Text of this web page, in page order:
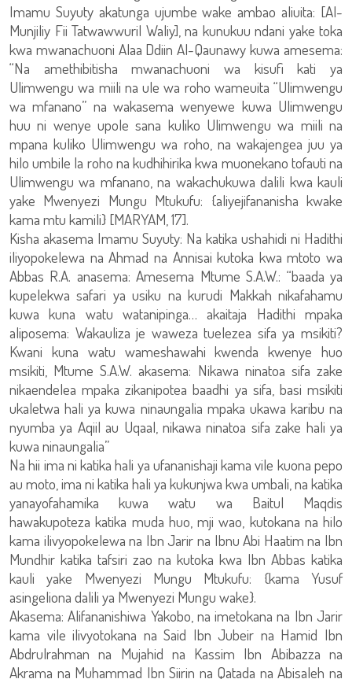
Imamu Suyuty akatunga ujumbe wake ambao aliuita: [Al-
Munjiliy Fii Tatwawwuril Waliy], na kunukuu ndani yake toka
kwa mwanachuoni Alaa Ddiin Al-Qaunawy kuwa amesema:
“Na amethibitisha mwanachuoni wa kisufi kati ya
Ulimwengu wa miili na ule wa roho wameuita “Ulimwengu
wa mfanano” na wakasema wenyewe kuwa Ulimwengu
huu ni wenye upole sana kuliko Ulimwengu wa miili na
mpana kuliko Ulimwengu wa roho, na wakajengea juu ya
hilo umbile la roho na kudhihirika kwa muonekano tofauti na
Ulimwengu wa mfanano, na wakachukuwa dalili kwa kauli
yake Mwenyezi Mungu Mtukufu: {aliyejifananisha kwake
kama mtu kamili} [MARYAM, 17].
Kisha akasema Imamu Suyuty: Na katika ushahidi ni Hadithi
iliyopokelewa na Ahmad na Annisai kutoka kwa mtoto wa
Abbas R.A. anasema: Amesema Mtume S.A.W.: “baada ya
kupelekwa safari ya usiku na kurudi Makkah nikafahamu
kuwa kuna watu watanipinga… akaitaja Hadithi mpaka
aliposema: Wakauliza je waweza tuelezea sifa ya msikiti?
Kwani kuna watu wameshawahi kwenda kwenye huo
msikiti, Mtume S.A.W. akasema: Nikawa ninatoa sifa zake
nikaendelea mpaka zikanipotea baadhi ya sifa, basi msikiti
ukaletwa hali ya kuwa ninaungalia mpaka ukawa karibu na
nyumba ya Aqiil au Uqaal, nikawa ninatoa sifa zake hali ya
kuwa ninaungalia”
Na hii ima ni katika hali ya ufananishaji kama vile kuona pepo
au moto, ima ni katika hali ya kukunjwa kwa umbali, na katika
yanayofahamika kuwa watu wa Baitul Maqdis
hawakupoteza katika muda huo, mji wao, kutokana na hilo
kama ilivyopokelewa na Ibn Jarir na Ibnu Abi Haatim na Ibn
Mundhir katika tafsiri zao na kutoka kwa Ibn Abbas katika
kauli yake Mwenyezi Mungu Mtukufu: {kama Yusuf
asingeliona dalili ya Mwenyezi Mungu wake}.
Akasema: Alifananishiwa Yakobo, na imetokana na Ibn Jarir
kama vile ilivyotokana na Said Ibn Jubeir na Hamid Ibn
Abdrulrahman na Mujahid na Kassim Ibn Abibazza na
Akrama na Muhammad Ibn Siirin na Qatada na Abisaleh na